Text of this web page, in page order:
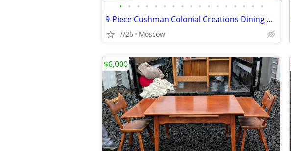
• • • • • • • • • • • • • • • • •
9-Piece Cushman Colonial Creations Dining Room Set – Solid Maple
7/26 Moscow
$6,000